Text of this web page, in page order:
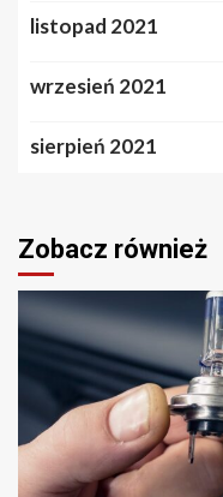
listopad 2021
wrzesień 2021
sierpień 2021
Zobacz również
2 min odczytu